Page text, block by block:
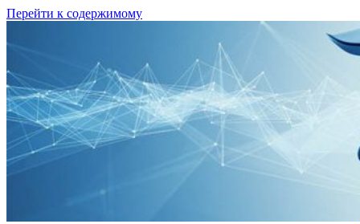
Перейти к содержимому